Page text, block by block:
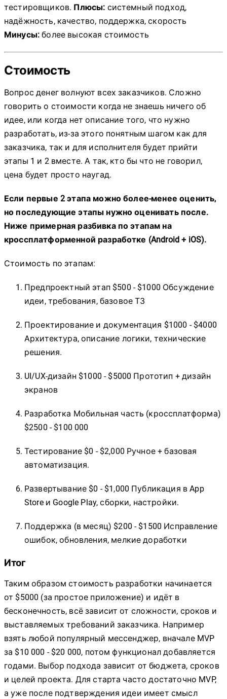
тестировщиков. Плюсы: системный подход,
надёжность, качество, поддержка, скорость
Минусы: более высокая стоимость
Стоимость
Вопрос денег волнуют всех заказчиков. Сложно
говорить о стоимости когда не знаешь ничего об
идее, или когда нет описание того, что нужно
разработать, из-за этого понятным шагом как для
заказчика, так и для исполнителя будет прийти
этапы 1 и 2 вместе. А так, кто бы что не говорил,
цена будет просто наугад.
Если первые 2 этапа можно более-менее оценить,
но последующие этапы нужно оценивать после.
Ниже примерная разбивка по этапам на
кроссплатформенной разработке (Android + iOS).
Стоимость по этапам:
Предпроектный этап $500 - $1000 Обсуждение
идеи, требования, базовое ТЗ
Проектирование и документация $1000 - $4000
Архитектура, описание логики, технические
решения.
UI/UX-дизайн $1000 - $5000 Прототип + дизайн
экранов
Разработка Мобильная часть (кроссплатформа)
$2500 - $100 000
Тестирование $0 - $2,000 Ручное + базовая
автоматизация.
Развертывание $0 - $1,000 Публикация в App
Store и Google Play, сборки, настройки.
Поддержка (в месяц) $200 - $1500 Исправление
ошибок, обновления, мелкие доработки
Итог
Таким образом стоимость разработки начинается
от $5000 (за простое приложение) и идёт в
бесконечность, всё зависит от сложности, сроков и
выставляемых требований заказчика. Например
взять любой популярный мессенджер, вначале MVP
за $10 000 - $20 000, потом функционал добавляется
годами. Выбор подхода зависит от бюджета, сроков
и целей проекта. Для старта часто достаточно MVP,
а уже после подтверждения идеи имеет смысл